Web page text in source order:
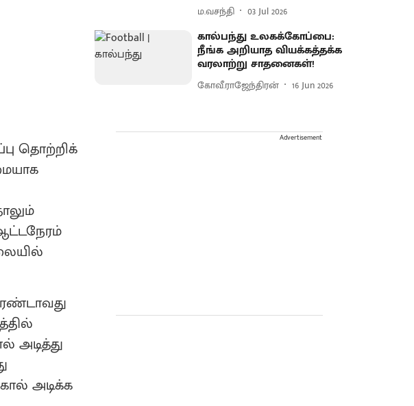
தொற்றிக்
அடித்து
அடிக்க
ம.வசந்தி 03 Jul 2026
கால்பந்து உலகக்கோப்பை:
நீங்க அறியாத வியக்கத்தக்க
வரலாற்று சாதனைகள்!
கோவீ.ராஜேந்திரன் 16 Jun 2026
Advertisement